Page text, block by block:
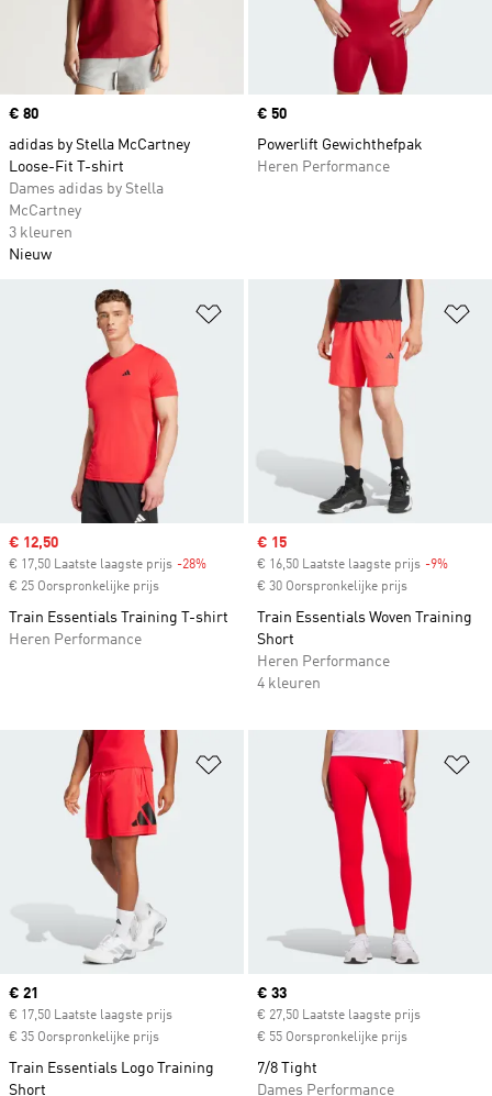
Price
€ 80
adidas by Stella McCartney
Loose-Fit T-shirt
Dames adidas by Stella
McCartney
3 kleuren
Nieuw
Price
€ 50
Powerlift Gewichthefpak
Heren Performance
Op verlanglijst zetten
Sale price
€ 12,50
€ 17,50 Laatste laagste prijs -28% Discount
€ 25 Oorspronkelijke prijs
Train Essentials Training T-shirt
Heren Performance
Sale price
€ 15
€ 16,50 Laatste laagste prijs -9%
€ 30 Oorspronkelijke prijs
Train Essentials Woven Training
Short
Heren Performance
4 kleuren
Op verlanglijst zetten
Current price
€ 21
€ 17,50 Laatste laagste prijs
€ 35 Oorspronkelijke prijs
Train Essentials Logo Training
Short
Current price
€ 33
€ 27,50 Laatste laagste prijs
€ 55 Oorspronkelijke prijs
7/8 Tight
Dames Performance